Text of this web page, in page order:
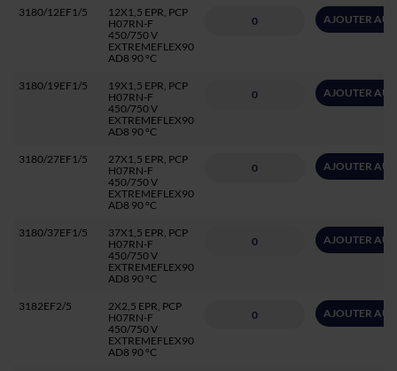
3180/12EF1/5
12X1,5 EPR, PCP
H07RN-F
450/750 V
EXTREMEFLEX90
AD8 90 °C
AJOUTER AU
3180/19EF1/5
19X1,5 EPR, PCP
H07RN-F
450/750 V
EXTREMEFLEX90
AD8 90 °C
AJOUTER AU
3180/27EF1/5
27X1,5 EPR, PCP
H07RN-F
450/750 V
EXTREMEFLEX90
AD8 90 °C
AJOUTER AU
3180/37EF1/5
37X1,5 EPR, PCP
H07RN-F
450/750 V
EXTREMEFLEX90
AD8 90 °C
AJOUTER AU
3182EF2/5
2X2,5 EPR, PCP
H07RN-F
450/750 V
EXTREMEFLEX90
AD8 90 °C
AJOUTER AU